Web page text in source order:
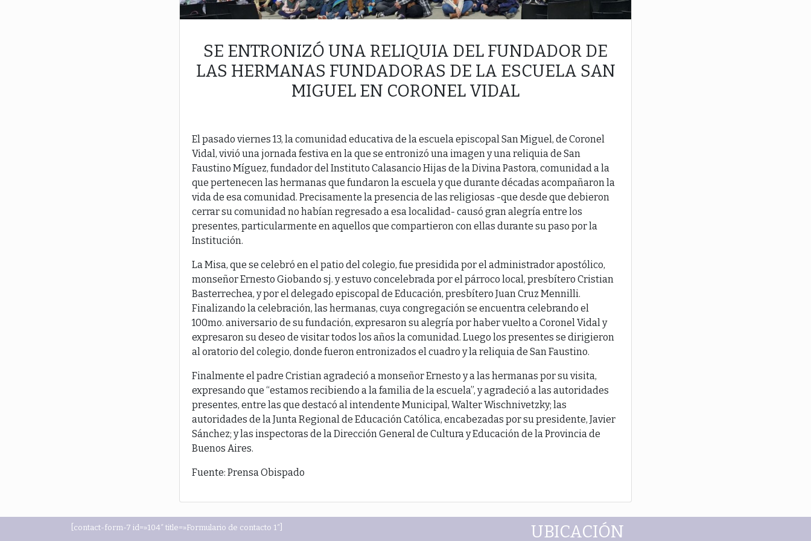
SE ENTRONIZÓ UNA RELIQUIA DEL FUNDADOR DE
LAS HERMANAS FUNDADORAS DE LA ESCUELA SAN
MIGUEL EN CORONEL VIDAL
El pasado viernes 13, la comunidad educativa de la escuela episcopal San Miguel, de Coronel
Vidal, vivió una jornada festiva en la que se entronizó una imagen y una reliquia de San
Faustino Míguez, fundador del Instituto Calasancio Hijas de la Divina Pastora, comunidad a la
que pertenecen las hermanas que fundaron la escuela y que durante décadas acompañaron la
vida de esa comunidad. Precisamente la presencia de las religiosas -que desde que debieron
cerrar su comunidad no habían regresado a esa localidad- causó gran alegría entre los
presentes, particularmente en aquellos que compartieron con ellas durante su paso por la
Institución.
La Misa, que se celebró en el patio del colegio, fue presidida por el administrador apostólico,
monseñor Ernesto Giobando sj. y estuvo concelebrada por el párroco local, presbítero Cristian
Basterrechea, y por el delegado episcopal de Educación, presbítero Juan Cruz Mennilli.
Finalizando la celebración, las hermanas, cuya congregación se encuentra celebrando el
100mo. aniversario de su fundación, expresaron su alegría por haber vuelto a Coronel Vidal y
expresaron su deseo de visitar todos los años la comunidad. Luego los presentes se dirigieron
al oratorio del colegio, donde fueron entronizados el cuadro y la reliquia de San Faustino.
Finalmente el padre Cristian agradeció a monseñor Ernesto y a las hermanas por su visita,
expresando que “estamos recibiendo a la familia de la escuela”, y agradeció a las autoridades
presentes, entre las que destacó al intendente Municipal, Walter Wischnivetzky; las
autoridades de la Junta Regional de Educación Católica, encabezadas por su presidente, Javier
Sánchez; y las inspectoras de la Dirección General de Cultura y Educación de la Provincia de
Buenos Aires.
Fuente: Prensa Obispado
[contact-form-7 id=»104″ title=»Formulario de contacto 1″] UBICACIÓN